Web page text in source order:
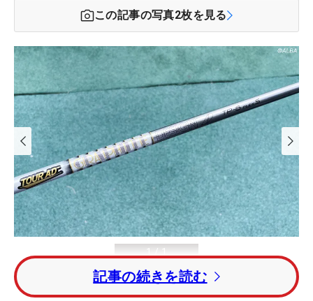
この記事の写真2枚を見る
1/1
石川遼が変更した“SX”シャフト『Tour AD TP-6S』 （撮影：ALBA）
記事の続きを読む